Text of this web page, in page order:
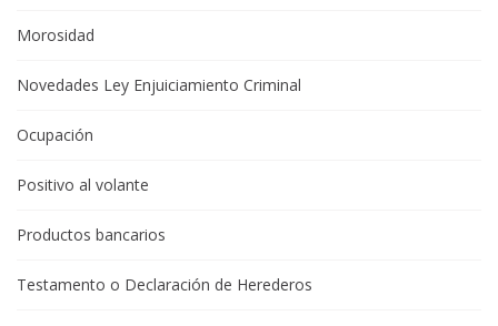
Morosidad
Novedades Ley Enjuiciamiento Criminal
Ocupación
Positivo al volante
Productos bancarios
Testamento o Declaración de Herederos